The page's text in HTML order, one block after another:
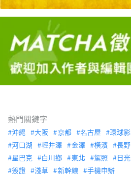
熱門關鍵字
沖繩 大阪 京都 名古屋 環球
河口湖
輕井澤 金澤 橫濱 長野
星巴克
白川鄉 東北 駕照 日光
簽證
淺草 新幹線 手機申辦